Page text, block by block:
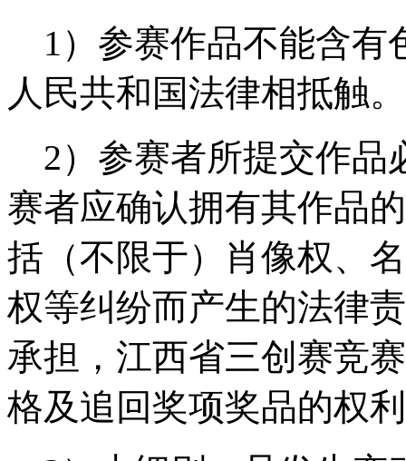
1）参赛作品不能含
人民共和国法律相抵触。
2）参赛者所提交作品
赛者应确认拥有其作品
括（不限于）肖像权、
权等纠纷而产生的法律
承担，江西省三创赛竞
格及追回奖项奖品的权